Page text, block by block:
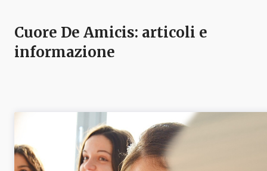
Cuore De Amicis: articoli e
informazione